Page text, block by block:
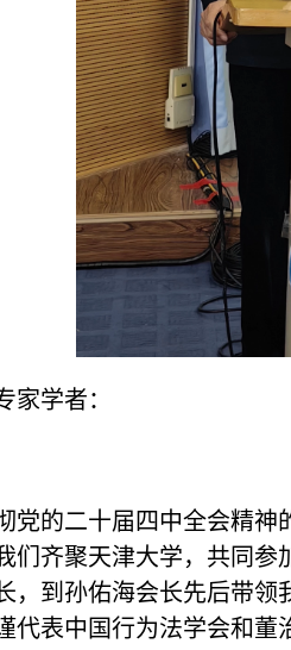
家学者：
党的二十届四中全会精
们齐聚天津大学，共同参
，到孙佑海会长先后带
代表中国行为法学会和